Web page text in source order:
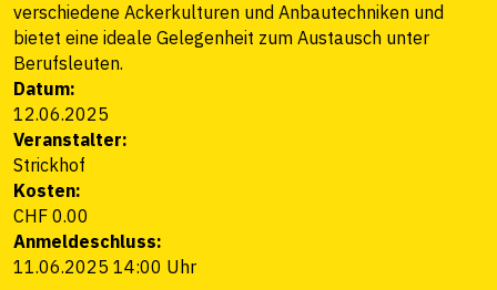
verschiedene Ackerkulturen und Anbautechniken und
bietet eine ideale Gelegenheit zum Austausch unter
Berufsleuten.
Datum:
12.06.2025
Veranstalter:
Strickhof
Kosten:
CHF 0.00
Anmeldeschluss:
11.06.2025 14:00 Uhr